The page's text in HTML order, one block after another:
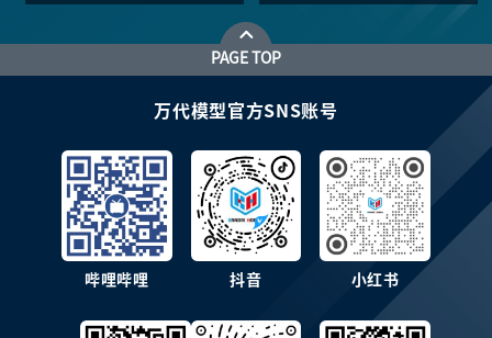
PAGE TOP
万代模型官方SNS账号
哔哩哔哩 抖音 小红书